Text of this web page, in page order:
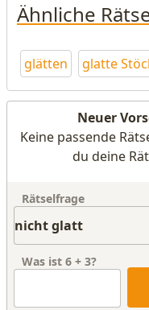
Ähnliche
glätten glatte
Neuer
Keine passende
du deine
Rätselfrage
Was ist 6 + 3?